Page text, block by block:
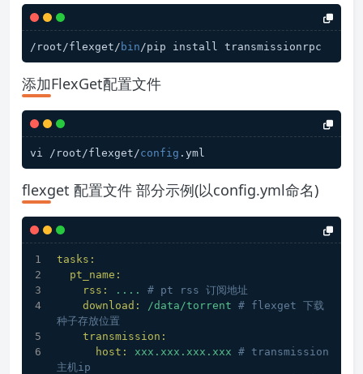
/root/flexget/ bin
添加FlexGet配置文件
vi /root/flexget/config
flexget 配置文件 部分示例(以config.yml命名)
tasks:
pt_name:
rss:
....
# pt rss 订阅地址
download:
/data/torrent # flexget 下载
种子存放位置
transmission:
host:
xxx.xxx.xxx.xxx # transmission
主机ip